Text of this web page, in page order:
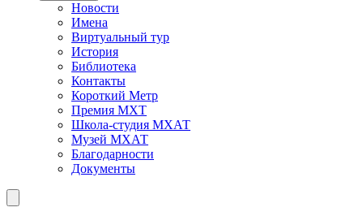
Новости
Имена
Виртуальный тур
История
Библиотека
Контакты
Короткий Метр
Премия МХТ
Школа-студия МХАТ
Музей МХАТ
Благодарности
Документы